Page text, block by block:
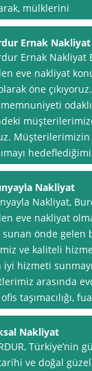
mülklerini
Ernak Nakliyat
Ernak Nakliyat
eve nakliyat
öne
odaklı
Nakliyat
Nakliyat,
eve nakliyat
sunan önde gelen
ve kaliteli
hizmeti
arasında
taşımacılığı,
Nakliyat
Türkiye’nin
ve doğal